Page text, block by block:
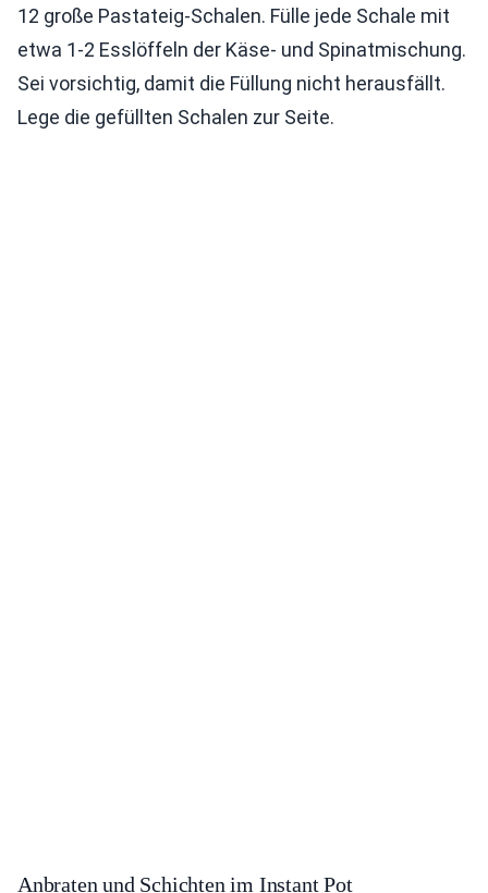
12 große Pastateig-Schalen. Fülle jede Schale mit
etwa 1-2 Esslöffeln der Käse- und Spinatmischung.
Sei vorsichtig, damit die Füllung nicht herausfällt.
Lege die gefüllten Schalen zur Seite.
Anbraten und Schichten im Instant Pot